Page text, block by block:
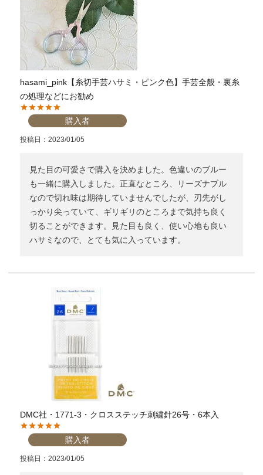
hasami_pink【糸切手芸ハサミ・ピンク色】手芸全般・裏糸
の処理などにお勧め
購入者
投稿日 2023/01/05
見た目の可愛さで購入を決めました。色違いのブルー
も一緒に購入しました。正直なところ、リーズナブル
なので切れ味は期待していませんでしたが、刃先がし
っかり尖っていて、ギリギリのところまで気持ち良く
切ることができます。見た目も良く、使い心地も良い
ハサミなので、とても気に入っています。
DMC社・1771-3・クロスステッチ刺繍針26号・6本入
購入者
投稿日 2023/01/05